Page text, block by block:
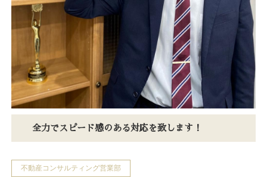
全力でスピード感のある対応を致します！
不動産コンサルティング営業部